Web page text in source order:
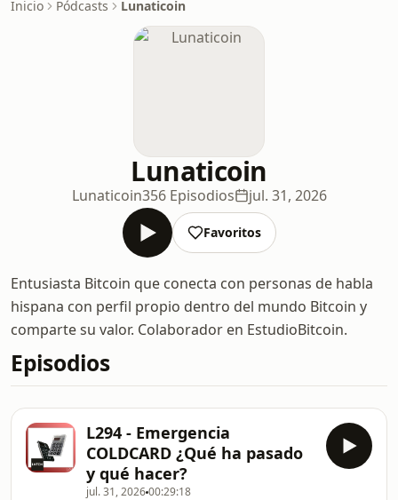
Inicio Pódcasts Lunaticoin
Lunaticoin
Lunaticoin356 Episodios jul. 31, 2026
Favoritos
Entusiasta Bitcoin que conecta con personas de habla
hispana con perfil propio dentro del mundo Bitcoin y
comparte su valor. Colaborador en EstudioBitcoin.
Episodios
L294 - Emergencia
COLDCARD ¿Qué ha pasado
y qué hacer?
jul. 31, 202600:29:18